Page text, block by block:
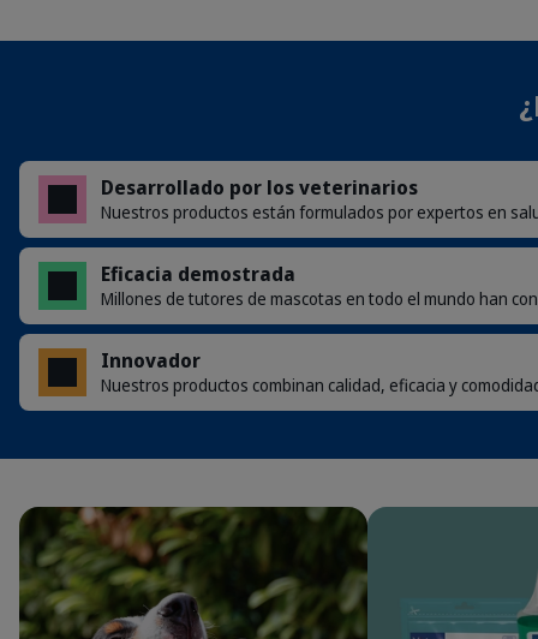
Dog_Bernese Moutain Dog_detoured
Desarrollado por los veterinarios
Nuestros productos están formulados por expertos en
Eficacia demostrada
Millones de tutores de mascotas en todo el mundo han
Innovador
Nuestros productos combinan calidad, eficacia y
Salud dental para perros y gatos